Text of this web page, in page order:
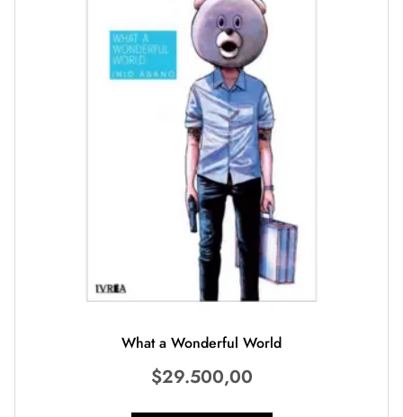
What a Wonderful World
$29.500,00